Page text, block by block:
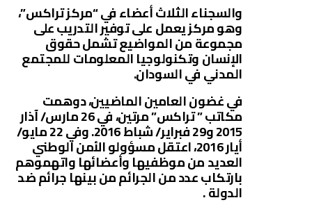
والسجناء الثلاث أعضاء في “مركز تراكس”،
وهو مركز يعمل على توفير التدريب على
مجموعة من المواضيع تشمل حقوق
الإنسان وتكنولوجيا المعلومات للمجتمع
المدني في السودان.
في غضون العامين الماضيين، دوهمت
مكاتب ” تراكس” مرتين، في 26 مارس/ آذار
2015 و29 فبراير/ شباط 2016. وفي 22 مايو/
أيار 2016، اعتقل مسؤولو الأمن الوطني
العديد من موظفيها وأعضائها واتهموهم
بارتكاب عدد من الجرائم من بينها جرائم ضد
الدولة .